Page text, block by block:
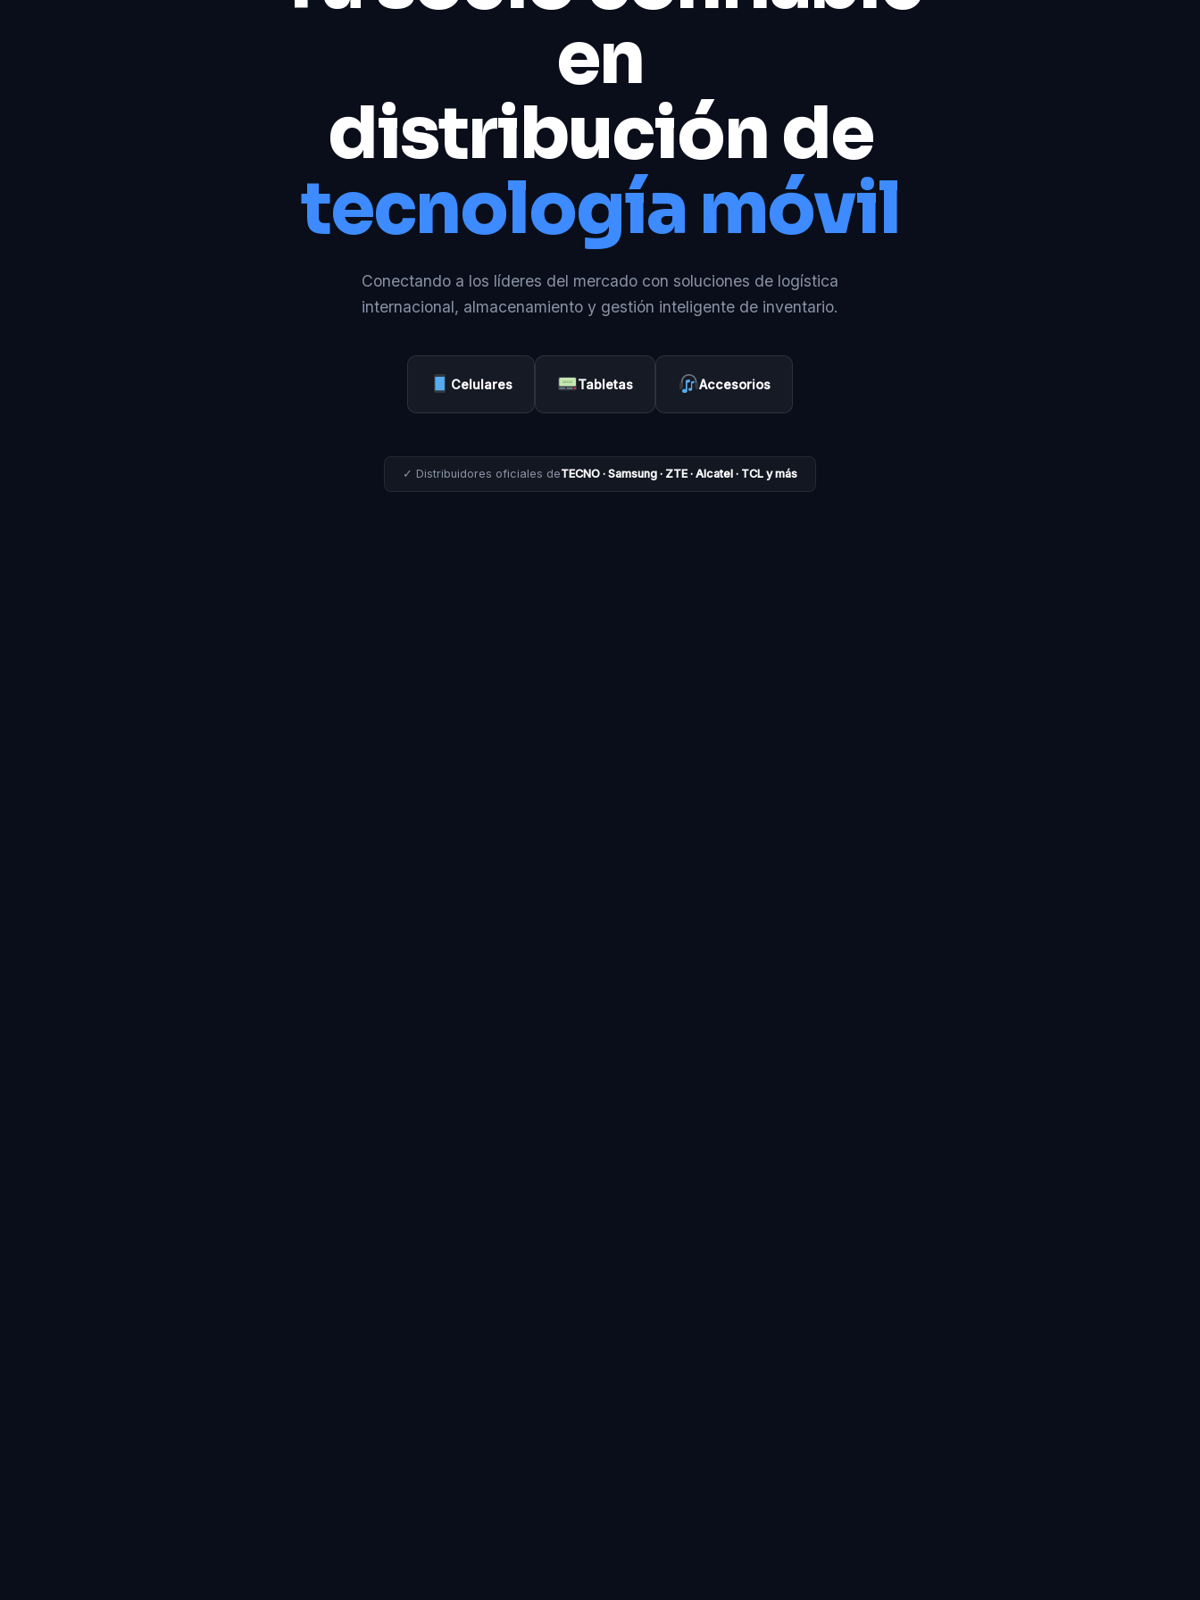
en
distribución de
tecnología móvil
Conectando a los líderes del mercado con soluciones de logística
internacional, almacenamiento y gestión inteligente de inventario.
Celulares Tabletas Accesorios
✓ Distribuidores oficiales deTECNO · Samsung · ZTE · Alcatel · TCL y más